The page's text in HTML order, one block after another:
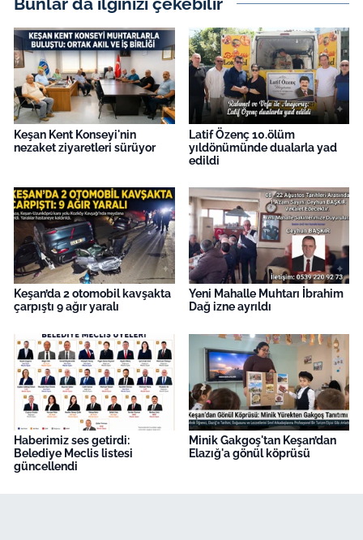
Keşan Kent Konseyi'nin
nezaket ziyaretleri sürüyor
Latif Özenç 10.ölüm
yıldönümünde dualarla yad
edildi
Keşan’da 2 otomobil kavşakta
çarpıştı 9 ağır yaralı
Yeni Mahalle Muhtarı İbrahim
Dağ izne ayrıldı
Haberimiz ses getirdi:
Belediye Meclis listesi
güncellendi
Minik Gakgoş'tan Keşan’dan
Elazığ'a gönül köprüsü